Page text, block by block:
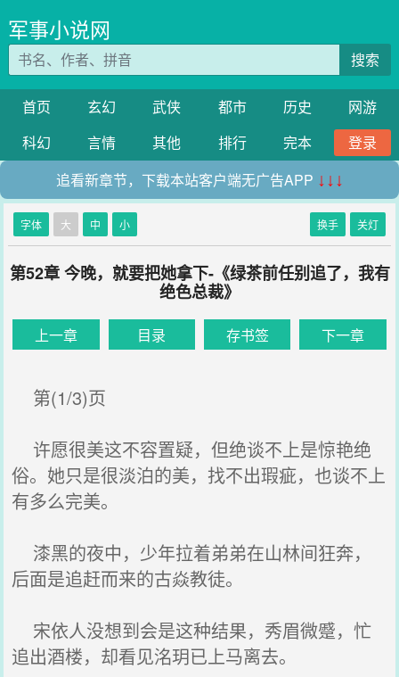
军事小说网
搜索
首页 玄幻 武侠 都市 历史
网游
科幻
言情 其他 排行 完本
登录
追看新章节，下载本站客户端无广告APP ↓↓↓
字体 大 中 小 换手 关灯
第52章 今晚，就要把她拿下-《绿茶前任别追了，我有
绝色总裁》
上一章 目录 存书签 下一章
第(1/3)页
许愿很美这不容置疑，但绝谈不上是惊艳绝
俗。她只是很淡泊的美，找不出瑕疵，也谈不上
有多么完美。
漆黑的夜中，少年拉着弟弟在山林间狂奔，
后面是追赶而来的古焱教徒。
宋依人没想到会是这种结果，秀眉微蹙，忙
追出酒楼，却看见洺玥已上马离去。